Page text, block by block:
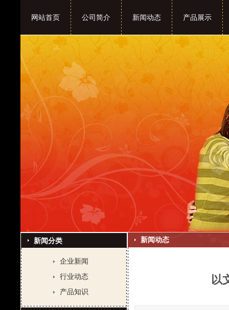
网站首页 公司简介 新闻动态 产品展示
新闻分类
企业新闻
行业动态
产品知识
新闻动态
以